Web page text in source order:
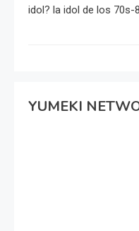
idol? la idol de los 70s-
YUMEKI